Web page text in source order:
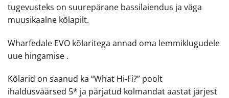
tugevusteks on suurepärane bassilaiendus ja väga
muusikaalne kõlapilt.
Wharfedale EVO kõlaritega annad oma lemmiklugudele
uue hingamise .
Kõlarid on saanud ka “What Hi-Fi?” poolt
ihaldusväärsed 5* ja pärjatud kolmandat aastat järjest